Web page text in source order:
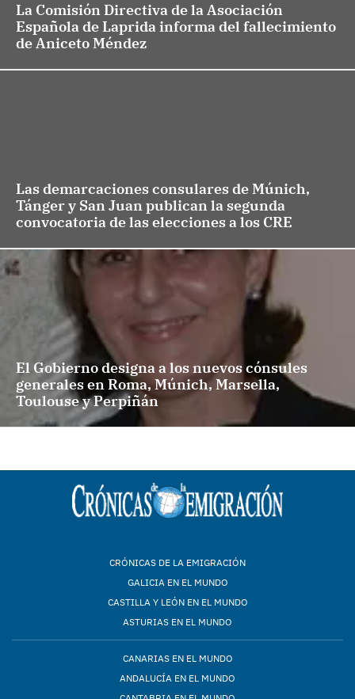
La Comisión Directiva de la Asociación
Española de Laprida informa del fallecimiento
de Aniceto Méndez
Las demarcaciones consulares de Múnich,
Tánger y San Juan publican la segunda
convocatoria de las elecciones a los CRE
El Gobierno designa a los nuevos cónsules
generales en Roma, Múnich, Marsella,
Toulouse y Perpiñán
CRÓNICAS DE LA EMIGRACIÓN
GALICIA EN EL MUNDO
CASTILLA Y LEÓN EN EL MUNDO
ASTURIAS EN EL MUNDO
CANARIAS EN EL MUNDO
ANDALUCÍA EN EL MUNDO